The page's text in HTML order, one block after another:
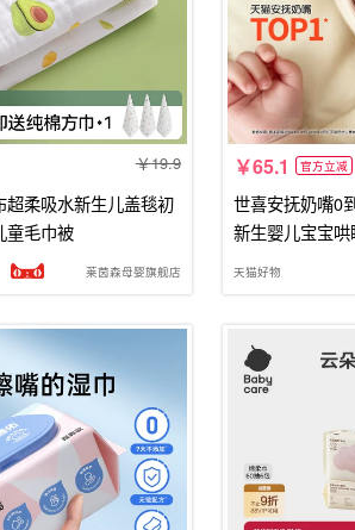
19.9
柔吸水新生儿盖毯初
童毛巾被
莱茵森母婴旗舰店
65.1 官方立减
世喜安抚奶嘴0
新生婴儿宝宝
天猫好物